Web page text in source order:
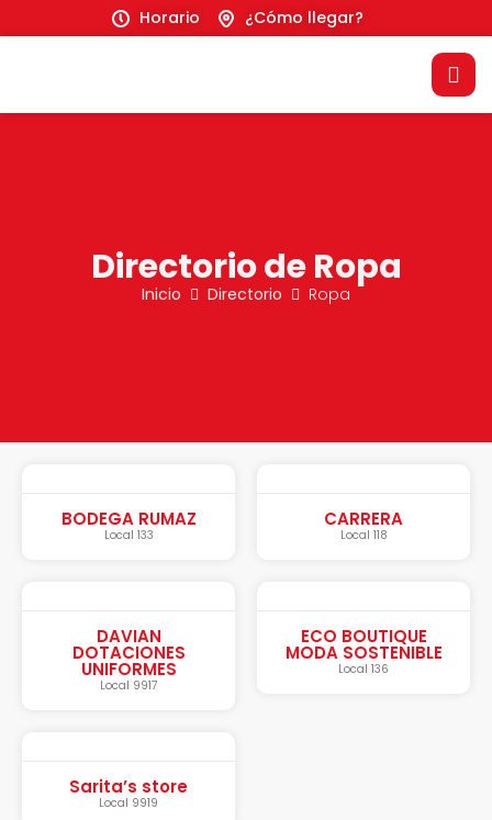
Horario ¿Cómo llegar?
Directorio de Ropa
Inicio Directorio Ropa
BODEGA RUMAZ
Local 133
CARRERA
Local 118
DAVIAN
DOTACIONES
UNIFORMES
Local 9917
ECO BOUTIQUE
MODA SOSTENIBLE
Local 136
Sarita’s store
Local 9919